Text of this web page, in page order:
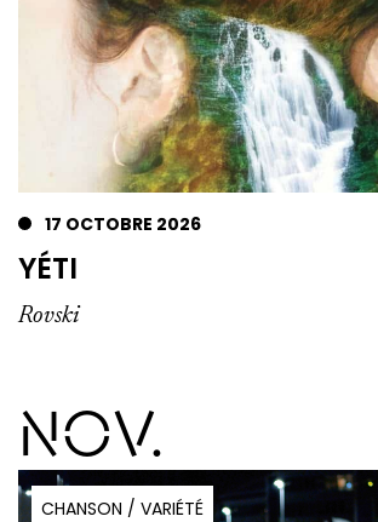
17 OCTOBRE 2026
YÉTI
Rovski
NOV.
CHANSON / VARIÉTÉ